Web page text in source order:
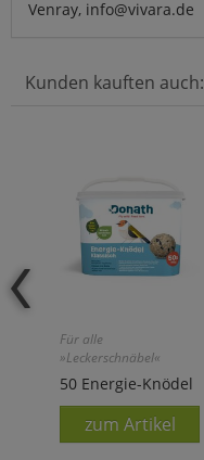
Venray, info@vivara.de
Kunden kauften auch:
Für alle
»Leckerschnäbel«
50 Energie-Knödel
zum Artikel